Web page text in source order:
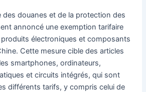
des douanes et de la protection des
annoncé une exemption tarifaire
électroniques et composants
Cette mesure cible des articles
smartphones, ordinateurs,
et circuits intégrés, qui sont
différents tarifs, y compris celui de